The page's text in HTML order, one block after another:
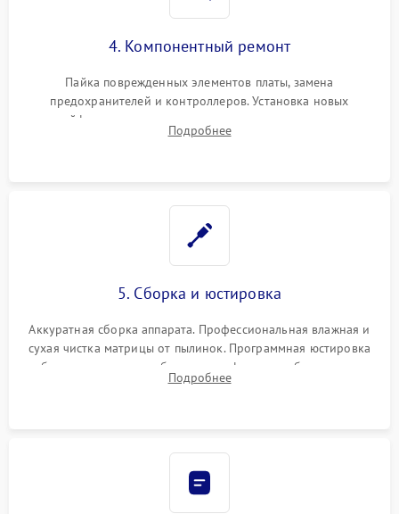
4. Компонентный ремонт
Пайка поврежденных элементов платы, замена
предохранителей и контроллеров. Установка новых
шлейфов, дисплея, механизма затвора или двигателя
автофокуса. Восстановление геометрии тубуса объектива
Подробнее
5. Сборка и юстировка
Аккуратная сборка аппарата. Профессиональная влажная и
сухая чистка матрицы от пылинок. Программная юстировка
рабочего отрезка, калибровка автофокуса, стабилизатора и
экспозамера с помощью сервисного ПО.
Подробнее